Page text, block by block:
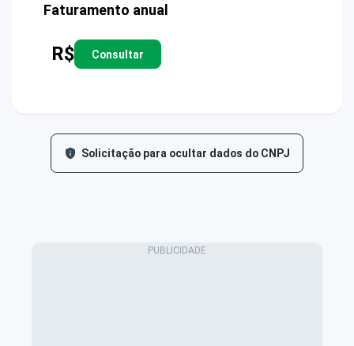
Faturamento anual
R$ Consultar
Solicitação para ocultar dados do CNPJ